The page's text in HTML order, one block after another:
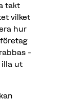
takt
vilket
hur
-
illa ut